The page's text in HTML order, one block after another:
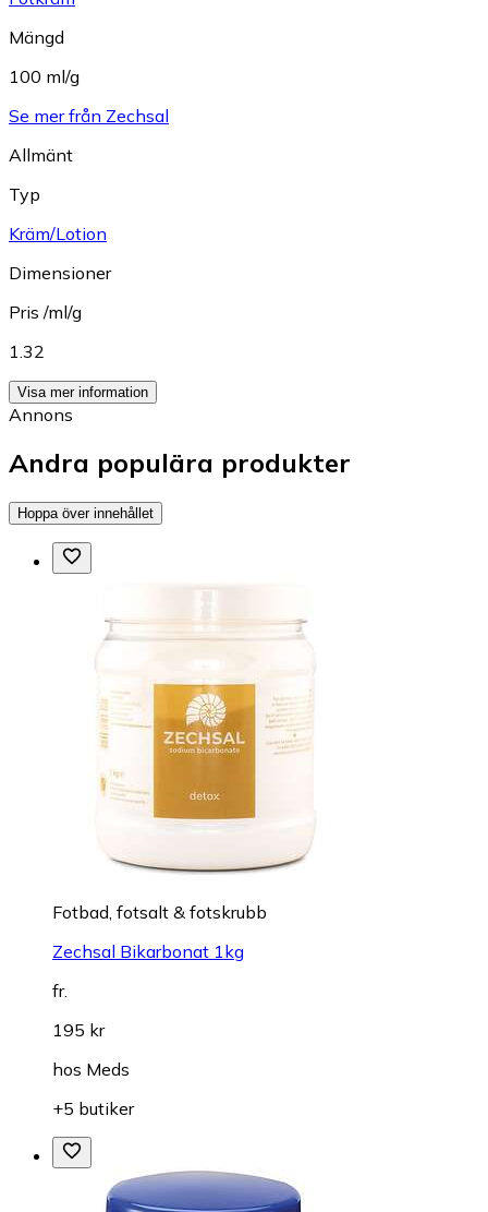
Mängd
100 ml/g
Se mer från Zechsal
Allmänt
Typ
Kräm/Lotion
Dimensioner
Pris /ml/g
1.32
Visa mer information
Annons
Andra populära produkter
Hoppa över innehållet
Fotbad, fotsalt & fotskrubb
Zechsal Bikarbonat 1kg
fr.
195 kr
hos Meds
+5 butiker